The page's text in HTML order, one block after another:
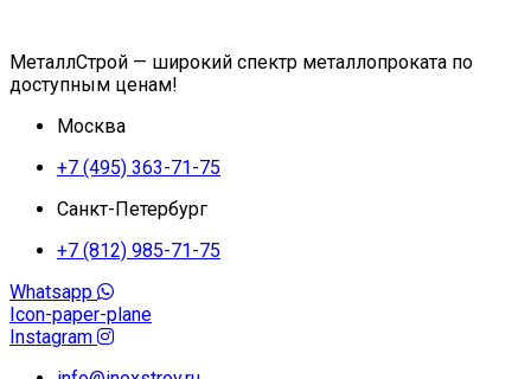
МеталлСтрой — широкий спектр металлопроката по
доступным ценам!
Москва
+7 (495) 363-71-75
Санкт-Петербург
+7 (812) 985-71-75
Whatsapp
Icon-paper-plane
Instagram